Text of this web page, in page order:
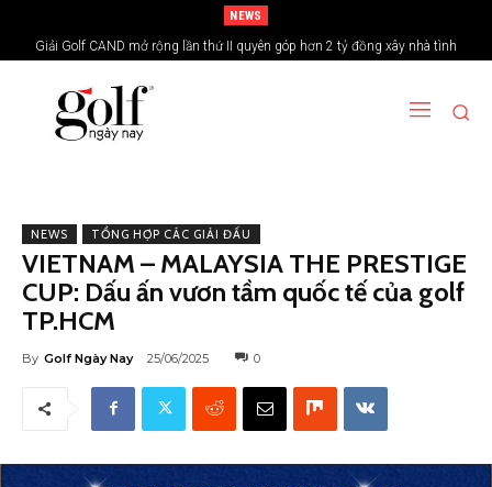
NEWS
Giải Golf CAND mở rộng lần thứ II quyên góp hơn 2 tỷ đồng xây nhà tình
nghĩa vùng biên giới
NEWS TỔNG HỢP CÁC GIẢI ĐẤU
VIETNAM – MALAYSIA THE PRESTIGE
CUP: Dấu ấn vươn tầm quốc tế của golf
TP.HCM
By Golf Ngày Nay 25/06/2025 0